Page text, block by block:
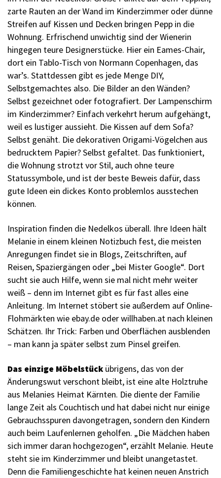
zarte Rauten an der Wand im Kinderzimmer oder dünne
Streifen auf Kissen und Decken bringen Pepp in die
Wohnung. Erfrischend unwichtig sind der Wienerin
hingegen teure Designerstücke. Hier ein Eames-Chair,
dort ein Tablo-Tisch von Normann Copenhagen, das
war’s. Stattdessen gibt es jede Menge DIY,
Selbstgemachtes also. Die Bilder an den Wänden?
Selbst gezeichnet oder fotografiert. Der Lampenschirm
im Kinderzimmer? Einfach verkehrt herum aufgehängt,
weil es lustiger aussieht. Die Kissen auf dem Sofa?
Selbst genäht. Die dekorativen Origami-Vögelchen aus
bedrucktem Papier? Selbst gefaltet. Das funktioniert,
die Wohnung strotzt vor Stil, auch ohne teure
Statussymbole, und ist der beste Beweis dafür, dass
gute Ideen ein dickes Konto problemlos ausstechen
können.
Inspiration finden die Nedelkos überall. Ihre Ideen hält
Melanie in einem kleinen Notizbuch fest, die meisten
Anregungen findet sie in Blogs, Zeitschriften, auf
Reisen, Spaziergängen oder „bei Mister Google“. Dort
sucht sie auch Hilfe, wenn sie mal nicht mehr weiter
weiß – denn im Internet gibt es für fast alles eine
Anleitung. Im Internet stöbert sie außerdem auf Online-
Flohmärkten wie ebay.de oder willhaben.at nach kleinen
Schätzen. Ihr Trick: Farben und Oberflächen ausblenden
– man kann ja später selbst zum Pinsel greifen.
Das einzige Möbelstück übrigens, das von der
Änderungswut verschont bleibt, ist eine alte Holztruhe
aus Melanies Heimat Kärnten. Die diente der Familie
lange Zeit als Couchtisch und hat dabei nicht nur einige
Gebrauchsspuren davongetragen, sondern den Kindern
auch beim Laufenlernen geholfen. „Die Mädchen haben
sich immer daran hochgezogen“, erzählt Melanie. Heute
steht sie im Kinderzimmer und bleibt unangetastet.
Denn die Familiengeschichte hat keinen neuen Anstrich